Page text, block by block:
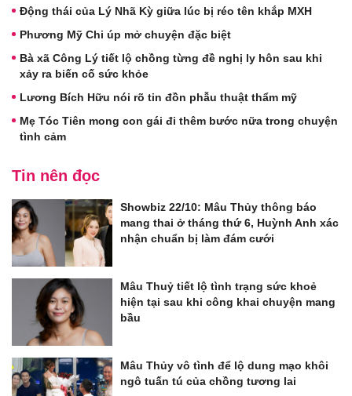
Động thái của Lý Nhã Kỳ giữa lúc bị réo tên khắp MXH
Phương Mỹ Chi úp mở chuyện đặc biệt
Bà xã Công Lý tiết lộ chồng từng đề nghị ly hôn sau khi
xảy ra biến cố sức khỏe
Lương Bích Hữu nói rõ tin đồn phẫu thuật thẩm mỹ
Mẹ Tóc Tiên mong con gái đi thêm bước nữa trong chuyện
tình cảm
Tin nên đọc
Showbiz 22/10: Mâu Thủy thông báo
mang thai ở tháng thứ 6, Huỳnh Anh xác
nhận chuẩn bị làm đám cưới
Mâu Thuỷ tiết lộ tình trạng sức khoẻ
hiện tại sau khi công khai chuyện mang
bầu
Mâu Thủy vô tình để lộ dung mạo khôi
ngô tuấn tú của chồng tương lai